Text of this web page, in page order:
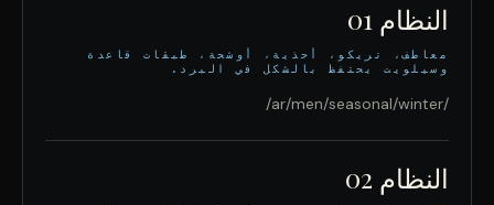
النظام 01
معاطف، تريكو، أحذية، أوشحة، طبقات قاعدة
وسيلويت يحتفظ بالشكل في البرد.
/ar/men/seasonal/winter/
النظام 02